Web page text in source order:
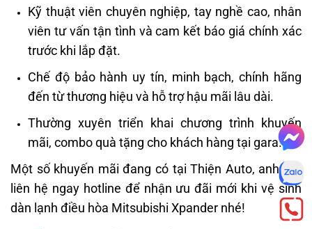
Kỹ thuật viên chuyên nghiệp, tay nghề cao, nhân
viên tư vấn tận tình và cam kết báo giá chính xác
trước khi lắp đặt.
Chế độ bảo hành uy tín, minh bạch, chính hãng
đến từ thương hiệu và hỗ trợ hậu mãi lâu dài.
Thường xuyên triển khai chương trình khuyến
mãi, combo quà tặng cho khách hàng tại gara.
Một số khuyến mãi đang có tại Thiện Auto, anh em
liên hệ ngay hotline để nhận ưu đãi mới khi vệ sinh
dàn lạnh điều hòa Mitsubishi Xpander nhé!